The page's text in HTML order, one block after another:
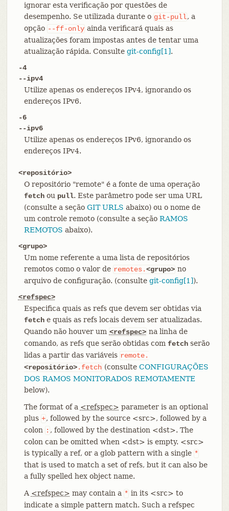
ignorar esta verificação por questões de
desempenho. Se utilizada durante o git-pull, a
opção --ff-only ainda verificará quais as
atualizações foram impostas antes de tentar uma
atualização rápida. Consulte git-config[1].
-4
--ipv4
Utilize apenas os endereços IPv4, ignorando os
endereços IPv6.
-6
--ipv6
Utilize apenas os endereços IPv6, ignorando os
endereços IPv4.
<repositório>
O repositório "remote" é a fonte de uma operação
fetchou pull. Este parâmetro pode ser uma URL
(consulte a seção GIT URLS abaixo) ou o nome de
um controle remoto (consulte a seção RAMOS
REMOTOS abaixo).
<grupo>
Um nome referente a uma lista de repositórios
remotos como o valor de remotes.<grupo> no
arquivo de configuração. (consulte git-config[1]).
<refspec>
Especifica quais as refs que devem ser obtidas via
fetche quais as refs locais devem ser atualizadas.
Quando não houver um <refspec> na linha de
comando, as refs que serão obtidas com fetchserão
lidas a partir das variáveis remote.
<repositório>.fetch (consulte CONFIGURAÇÕES
DOS RAMOS MONITORADOS REMOTAMENTE
below).
The format of a <refspec> parameter is an optional
plus +, followed by the source <src>, followed by a
colon : , followed by the destination <dst>. The
colon can be omitted when <dst> is empty. <src>
is typically a ref, or a glob pattern with a single *
that is used to match a set of refs, but it can also be
a fully spelled hex object name.
A <refspec> may contain a * in its <src> to
indicate a simple pattern match. Such a refspec